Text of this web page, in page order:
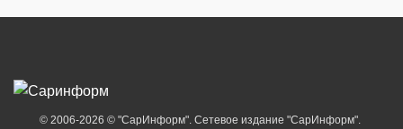
© 2006-2026 © "СарИнформ". Сетевое издание "СарИнформ".